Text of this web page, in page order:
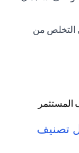
التخلص من
تصنيف